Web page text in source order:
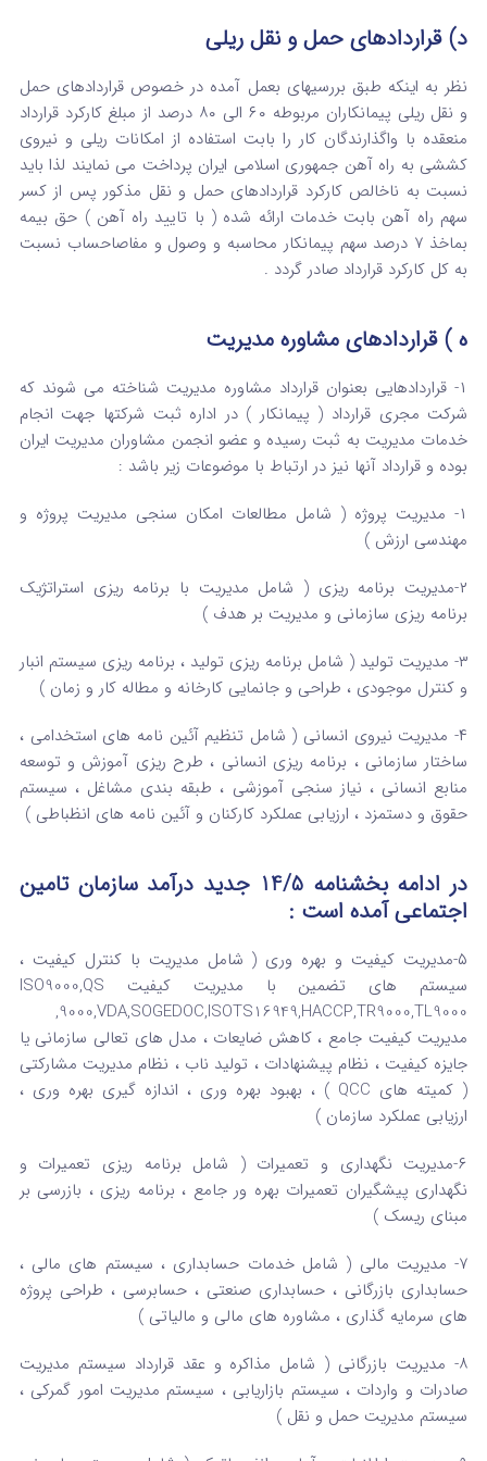
د) قراردادهای حمل و نقل ریلی
نظر به اینکه طبق بررسیهای بعمل آمده در خصوص قراردادهای حمل
و نقل ریلی پیمانکاران مربوطه ۶۰ الی ۸۰ درصد از مبلغ کارکرد قرارداد
منعقده با واگذارندگان کار را بابت استفاده از امکانات ریلی و نیروی
کششی به راه آهن جمهوری اسلامی ایران پرداخت می نمایند لذا باید
نسبت به ناخالص کارکرد قراردادهای حمل و نقل مذکور پس از کسر
سهم راه آهن بابت خدمات ارائه شده ( با تایید راه آهن ) حق بیمه
بماخذ ۷ درصد سهم پیمانکار محاسبه و وصول و مفاصاحساب نسبت
به کل کارکرد قرارداد صادر گردد .
ه ) قراردادهای مشاوره مدیریت
۱- قراردادهایی بعنوان قرارداد مشاوره مدیریت شناخته می شوند که
شرکت مجری قرارداد ( پیمانکار ) در اداره ثبت شرکتها جهت انجام
خدمات مدیریت به ثبت رسیده و عضو انجمن مشاوران مدیریت ایران
بوده و قرارداد آنها نیز در ارتباط با موضوعات زیر باشد :
۱- مدیریت پروژه ( شامل مطالعات امکان سنجی مدیریت پروژه و
مهندسی ارزش )
۲-مدیریت برنامه ریزی ( شامل مدیریت با برنامه ریزی استراتژیک
برنامه ریزی سازمانی و مدیریت بر هدف )
۳- مدیریت تولید ( شامل برنامه ریزی تولید ، برنامه ریزی سیستم انبار
و کنترل موجودی ، طراحی و جانمایی کارخانه و مطاله کار و زمان )
۴- مدیریت نیروی انسانی ( شامل تنظیم آئین نامه های استخدامی ،
ساختار سازمانی ، برنامه ریزی انسانی ، طرح ریزی آموزش و توسعه
منابع انسانی ، نیاز سنجی آموزشی ، طبقه بندی مشاغل ، سیستم
حقوق و دستمزد ، ارزیابی عملکرد کارکنان و آئین نامه های انظباطی )
در ادامه بخشنامه 14/5 جدید درآمد سازمان تامین
اجتماعی آمده است :
۵-مدیریت کیفیت و بهره وری ( شامل مدیریت با کنترل کیفیت ،
سیستم های تضمین با مدیریت کیفیت ISO9000,QS
9000,VDA,SOGEDOC,ISOTS16949,HACCP,TR9000,TL9000,
مدیریت کیفیت جامع ، کاهش ضایعات ، مدل های تعالی سازمانی یا
جایزه کیفیت ، نظام پیشنهادات ، تولید ناب ، نظام مدیریت مشارکتی
( کمیته های QCC ) ، بهبود بهره وری ، اندازه گیری بهره وری ،
ارزیابی عملکرد سازمان )
۶-مدیریت نگهداری و تعمیرات ( شامل برنامه ریزی تعمیرات و
نگهداری پیشگیران تعمیرات بهره ور جامع ، برنامه ریزی ، بازرسی بر
مبنای ریسک )
۷- مدیریت مالی ( شامل خدمات حسابداری ، سیستم های مالی ،
حسابداری بازرگانی ، حسابداری صنعتی ، حسابرسی ، طراحی پروژه
های سرمایه گذاری ، مشاوره های مالی و مالیاتی )
۸- مدیریت بازرگانی ( شامل مذاکره و عقد قرارداد سیستم مدیریت
صادرات و واردات ، سیستم بازاریابی ، سیستم مدیریت امور گمرکی ،
سیستم مدیریت حمل و نقل )